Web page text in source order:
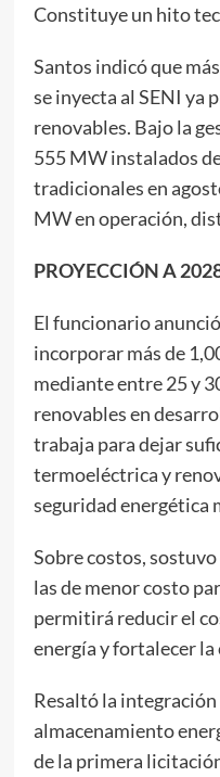
Constituye un hito
Santos indicó que
se inyecta al SENI ya
renovables. Bajo la
555 MW instalados
tradicionales en
MW en operación,
PROYECCIÓN A
El funcionario
incorporar más de
mediante entre 25 y
renovables en
trabaja para dejar
termoeléctrica y
seguridad energética
Sobre costos,
las de menor costo
permitirá reducir el
energía y fortalecer
Resaltó la
almacenamiento
de la primera